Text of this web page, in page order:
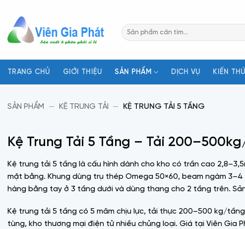
nội
dung
Tìm
kiếm:
TRANG CHỦ GIỚI THIỆU SẢN PHẨM DỊCH VỤ KIẾN
SẢN PHẨM — KỆ TRUNG TẢI — KỆ TRUNG TẢI 5 TẦNG
Kệ Trung Tải 5 Tầng – Tải
Kệ trung tải 5 tầng là cấu hình dành cho kho có trần cao
mặt bằng. Khung dùng trụ thép Omega 50×60, beam ngàm
hàng bằng tay ở 3 tầng dưới và dùng thang cho 2 tầng trên.
Kệ trung tải 5 tầng có 5 mâm chịu lực, tải thực 200–500 kg/
tùng, kho thương mại điện tử nhiều chủng loại. Giá tại Viên